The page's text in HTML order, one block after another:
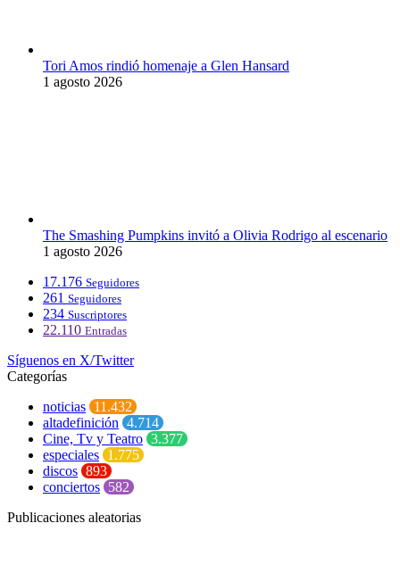
Tori Amos rindió homenaje a Glen Hansard
1 agosto 2026
The Smashing Pumpkins invitó a Olivia Rodrigo al escenario
1 agosto 2026
17.176 Seguidores
261 Seguidores
234 Suscriptores
22.110 Entradas
Síguenos en X/Twitter
Categorías
noticias 11.432
altadefinición 4.714
Cine, Tv y Teatro 3.377
especiales 1.775
discos 893
conciertos 582
Publicaciones aleatorias